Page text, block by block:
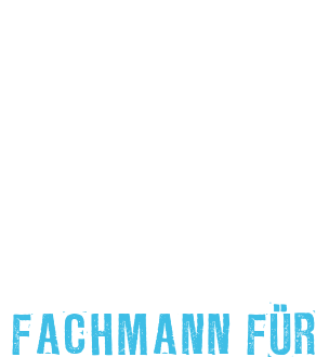
FACHMANN FÜR